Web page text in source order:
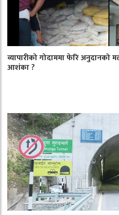
व्यापारीको गोदाममा फेरि अनुदानको
आशंका ?